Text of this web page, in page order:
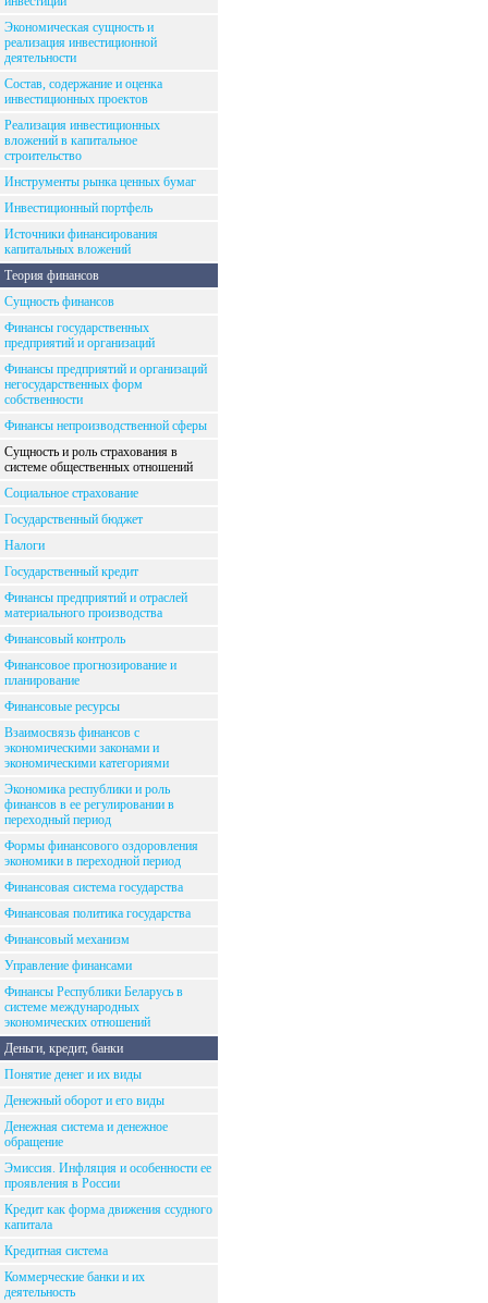
Экономическая сущность и
реализация инвестиционной
деятельности
Состав, содержание и оценка
инвестиционных проектов
Реализация инвестиционных
вложений в капитальное
строительство
Инструменты рынка ценных бумаг
Инвестиционный портфель
Источники финансирования
капитальных вложений
Теория финансов
Сущность финансов
Финансы государственных
предприятий и организаций
Финансы предприятий и организаций
негосударственных форм
собственности
Финансы непроизводственной сферы
Сущность и роль страхования в
системе общественных отношений
Социальное страхование
Государственный бюджет
Налоги
Государственный кредит
Финансы предприятий и отраслей
материального производства
Финансовый контроль
Финансовое прогнозирование и
планирование
Финансовые ресурсы
Взаимосвязь финансов с
экономическими законами и
экономическими категориями
Экономика республики и роль
финансов в ее регулировании в
переходный период
Формы финансового оздоровления
экономики в переходной период
Финансовая система государства
Финансовая политика государства
Финансовый механизм
Управление финансами
Финансы Республики Беларусь в
системе международных
экономических отношений
Деньги, кредит, банки
Понятие денег и их виды
Денежный оборот и его виды
Денежная система и денежное
обращение
Эмиссия. Инфляция и особенности ее
проявления в России
Кредит как форма движения ссудного
капитала
Кредитная система
Коммерческие банки и их
деятельность